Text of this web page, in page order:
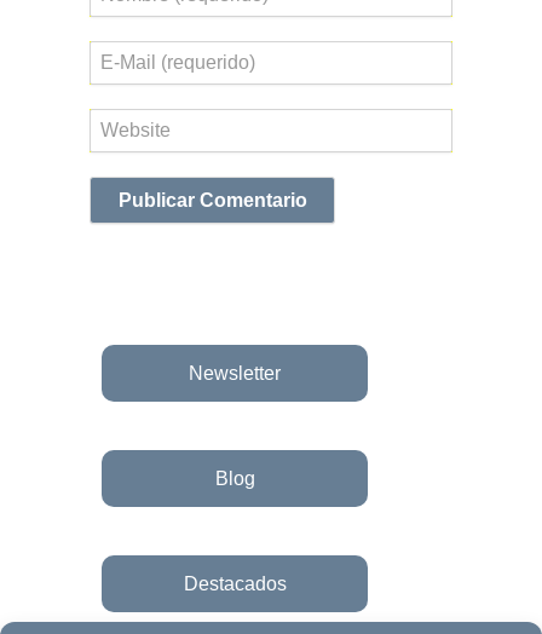
Correo
electrónico
Web
Newsletter
Blog
Destacados